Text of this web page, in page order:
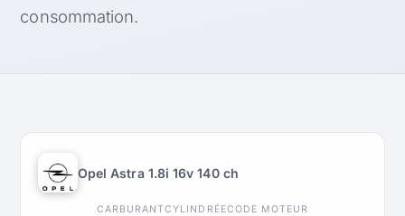
consommation.
Opel Astra 1.8i 16v 140 ch
CARBURANTCYLINDRÉECODE MOTEUR